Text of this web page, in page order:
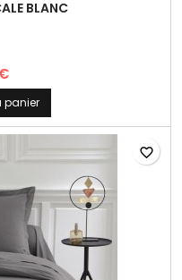
BLANC
panier
favorite_border